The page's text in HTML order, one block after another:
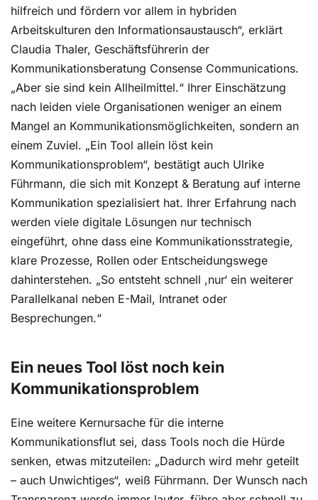
hilfreich und fördern vor allem in hybriden
Arbeitskulturen den Informationsaustausch“, erklärt
Claudia Thaler, Geschäftsführerin der
Kommunikationsberatung Consense Communications.
„Aber sie sind kein Allheilmittel.“ Ihrer Einschätzung
nach leiden viele Organisationen weniger an einem
Mangel an Kommunikationsmöglichkeiten, sondern an
einem Zuviel. „Ein Tool allein löst kein
Kommunikationsproblem“, bestätigt auch Ulrike
Führmann, die sich mit Konzept & Beratung auf interne
Kommunikation spezialisiert hat. Ihrer Erfahrung nach
werden viele digitale Lösungen nur technisch
eingeführt, ohne dass eine Kommunikationsstrategie,
klare Prozesse, Rollen oder Entscheidungswege
dahinterstehen. „So entsteht schnell ,nur‘ ein weiterer
Parallelkanal neben E-Mail, Intranet oder
Besprechungen.“
Ein neues Tool löst noch kein
Kommunikationsproblem
Eine weitere Kernursache für die interne
Kommunikationsflut sei, dass Tools noch die Hürde
senken, etwas mitzuteilen: „Dadurch wird mehr geteilt
– auch Unwichtiges“, weiß Führmann. Der Wunsch nach